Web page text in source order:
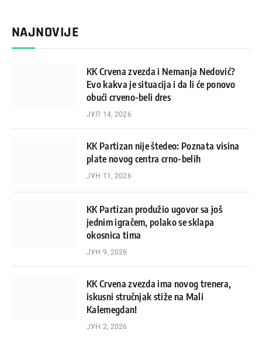
NAJNOVIJE
KK Crvena zvezda i Nemanja Nedović?
Evo kakva je situacija i da li će ponovo
obući crveno-beli dres
ЈУЛ 14, 2026
KK Partizan nije štedeo: Poznata visina
plate novog centra crno-belih
ЈУН 11, 2026
KK Partizan produžio ugovor sa još
jednim igračem, polako se sklapa
okosnica tima
ЈУН 9, 2026
KK Crvena zvezda ima novog trenera,
iskusni stručnjak stiže na Mali
Kalemegdan!
ЈУН 2, 2026